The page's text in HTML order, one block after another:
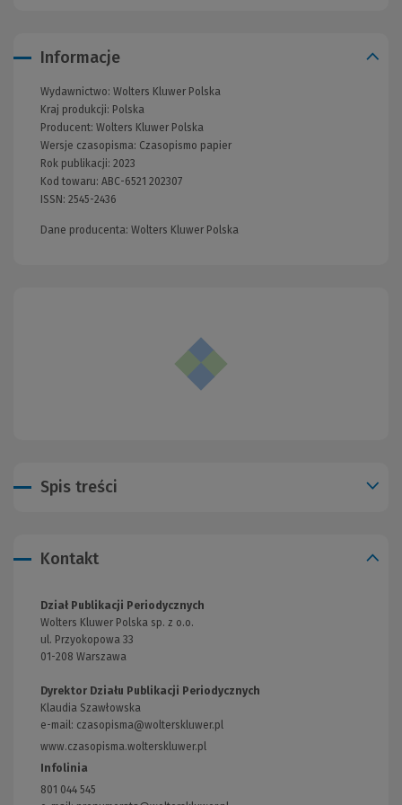
Informacje
Wydawnictwo: Wolters Kluwer Polska
Kraj produkcji: Polska
Producent: Wolters Kluwer Polska
Wersje czasopisma: Czasopismo papier
Rok publikacji: 2023
Kod towaru: ABC-6521 202307
ISSN: 2545-2436
Dane producenta: Wolters Kluwer Polska
Spis treści
Kontakt
Dział Publikacji Periodycznych
Wolters Kluwer Polska sp. z o.o.
ul. Przyokopowa 33
01-208 Warszawa
Dyrektor Działu Publikacji Periodycznych
Klaudia Szawłowska
e-mail: czasopisma@wolterskluwer.pl
www.czasopisma.wolterskluwer.pl
Infolinia
801 044 545